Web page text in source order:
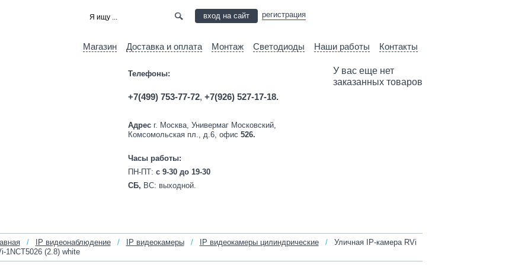
вход на сайт регистрация
Магазин Доставка и оплата Монтаж Светодиоды Наши работы Контакты
У вас еще нет
заказанных товаров
Телефоны:
+7(499) 753-77-72, +7(926) 527-17-18.
Адресг. Москва, Универмаг Московский,
Комсомольская пл., д.6, офис 526.
Часы работы:
ПН-ПТ: c 9-30 до 19-30
СБ, ВС: выходной.
/ IP видеонаблюдение / IP видеокамеры / IP видеокамеры цилиндрические /
Уличная IP‑камера RVi
1NCT5026 (2.8) white